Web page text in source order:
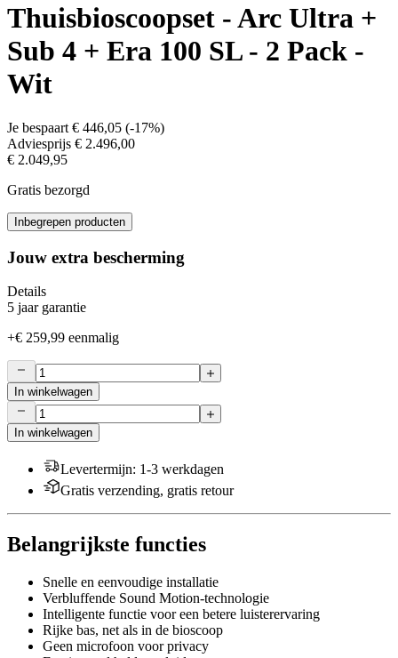
Thuisbioscoopset - Arc Ultra +
Sub 4 + Era 100 SL - 2 Pack -
Wit
Je bespaart € 446,05 (-17%)
Adviesprijs € 2.496,00
€ 2.049,95
Gratis bezorgd
Inbegrepen producten
Jouw extra bescherming
Details
5 jaar garantie
+€ 259,99 eenmalig
In winkelwagen
In winkelwagen
Levertermijn: 1-3 werkdagen
Gratis verzending, gratis retour
Belangrijkste functies
Snelle en eenvoudige installatie
Verbluffende Sound Motion-technologie
Intelligente functie voor een betere luisterervaring
Rijke bas, net als in de bioscoop
Geen microfoon voor privacy